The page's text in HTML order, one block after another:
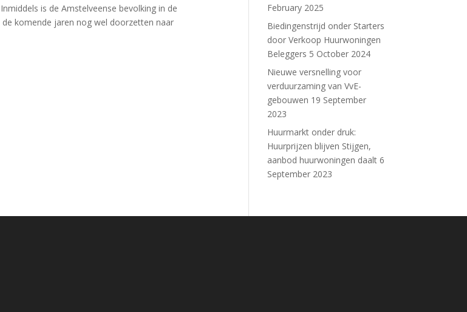
is de Amstelveense bevolking in de
komende jaren nog wel doorzetten naar
February 2025
Biedingenstrijd onder Starters
door Verkoop Huurwoningen
Beleggers 5 October 2024
Nieuwe versnelling voor
verduurzaming van VvE-
gebouwen 19 September
2023
Huurmarkt onder druk:
Huurprijzen blijven Stijgen,
aanbod huurwoningen daalt 6
September 2023